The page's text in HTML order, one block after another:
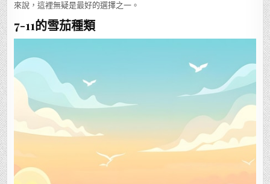
來說，這裡無疑是最好的選擇之一。
7-11的雪茄種類